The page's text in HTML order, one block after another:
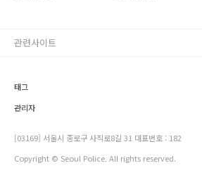
태그
관리자
[03169] 서울시 종로구 사직로8길 31 대표번호 : 182
Copyright © Seoul Police. All rights reserved.
관련사이트